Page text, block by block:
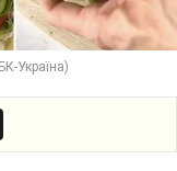
Україна)